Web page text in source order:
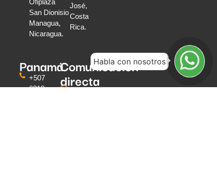
Ofiplaza
San Dionisio
Managua,
Nicaragua.
José,
Costa
Rica.
Panamá
+507
6319
Comunicación
directa
Escríbenos
Habla con nosotros